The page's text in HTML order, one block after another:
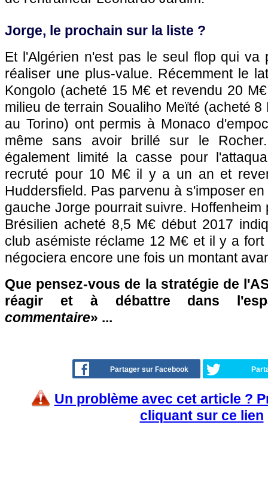
Jorge, le prochain sur la liste ?
Et l'Algérien n'est pas le seul flop qui va
réaliser une plus-value. Récemment le
Kongolo (acheté 15 M€ et revendu 20
milieu de terrain Soualiho Meïté (acheté
au Torino) ont permis à Monaco
même sans avoir brillé sur le
également limité la casse pour
recruté pour 10 M€ il y a un an et
Huddersfield. Pas parvenu à s'imposer
gauche Jorge pourrait suivre.
Brésilien acheté 8,5 M€ début 2017
club asémiste réclame 12 M€ et il y a
négociera encore une fois un montant
Que pensez-vous de la stratégie de
réagir et à débattre dans
commentaire» ...
Partager sur Facebook
Un problème avec cet article ?
cliquant sur ce lien